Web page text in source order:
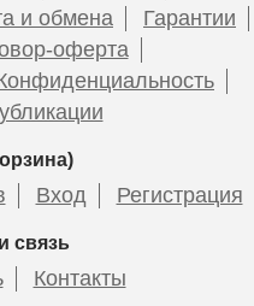
и обмена
Гарантии
оферта
Вход Регистрация
связь
Контакты